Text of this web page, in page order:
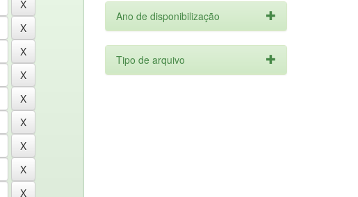
Ano de disponibilização
Tipo de arquivo